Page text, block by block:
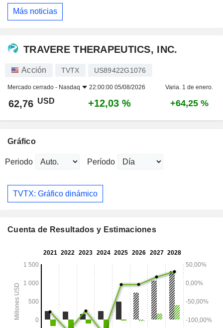
Más noticias
TRAVERE THERAPEUTICS, INC.
Acción TVTX US89422G1076
Mercado cerrado - Nasdaq 22:00:00 05/08/2026 Varia. 1 de enero.
62,76 USD +12,03 % +64,25 %
Gráfico
Periodo Período
TVTX: Gráfico dinámico
Cuenta de Resultados y Estimaciones